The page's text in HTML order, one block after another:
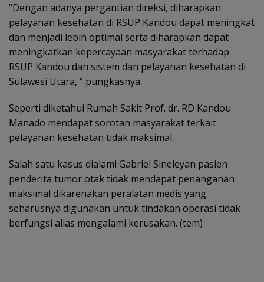
“Dengan adanya pergantian direksi, diharapkan
pelayanan kesehatan di RSUP Kandou dapat meningkat
dan menjadi lebih optimal serta diharapkan dapat
meningkatkan kepercayaan masyarakat terhadap
RSUP Kandou dan sistem dan pelayanan kesehatan di
Sulawesi Utara, ” pungkasnya.
Seperti diketahui Rumah Sakit Prof. dr. RD Kandou
Manado mendapat sorotan masyarakat terkait
pelayanan kesehatan tidak maksimal.
Salah satu kasus dialami Gabriel Sineleyan pasien
penderita tumor otak tidak mendapat penanganan
maksimal dikarenakan peralatan medis yang
seharusnya digunakan untuk tindakan operasi tidak
berfungsi alias mengalami kerusakan. (tem)